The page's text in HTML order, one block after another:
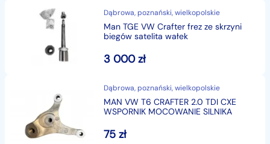
Dąbrowa, poznański, wielkopolskie
Man TGE VW Crafter frez ze skrzyni
biegów satelita wałek
3 000zł
Dąbrowa, poznański, wielkopolskie
MAN VW T6 CRAFTER 2.0 TDI CXE
WSPORNIK MOCOWANIE SILNIKA
75 zł